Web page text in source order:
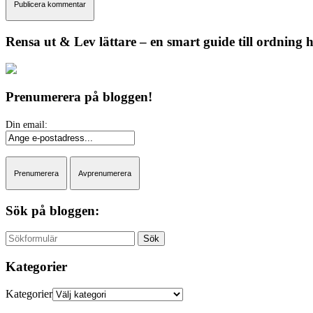
Rensa ut & Lev lättare – en smart guide till ordning
Prenumerera på bloggen!
Sök på bloggen:
Sök
Kategorier
Kategorier